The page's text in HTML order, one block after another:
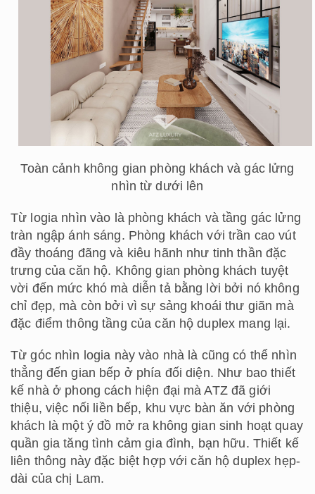
Toàn cảnh không gian phòng khách và gác lửng
nhìn từ dưới lên
Từ logia nhìn vào là phòng khách và tầng gác lửng
tràn ngập ánh sáng. Phòng khách với trần cao vút
đầy thoáng đãng và kiêu hãnh như tinh thần đặc
trưng của căn hộ. Không gian phòng khách tuyệt
vời đến mức khó mà diễn tả bằng lời bởi nó không
chỉ đẹp, mà còn bởi vì sự sảng khoái thư giãn mà
đặc điểm thông tầng của căn hộ duplex mang lại.
Từ góc nhìn logia này vào nhà là cũng có thể nhìn
thẳng đến gian bếp ở phía đối diện. Như bao thiết
kế nhà ở phong cách hiện đại mà ATZ đã giới
thiệu, việc nối liền bếp, khu vực bàn ăn với phòng
khách là một ý đồ mở ra không gian sinh hoạt quay
quần gia tăng tình cảm gia đình, bạn hữu. Thiết kế
liên thông này đặc biệt hợp với căn hộ duplex hẹp-
dài của chị Lam.